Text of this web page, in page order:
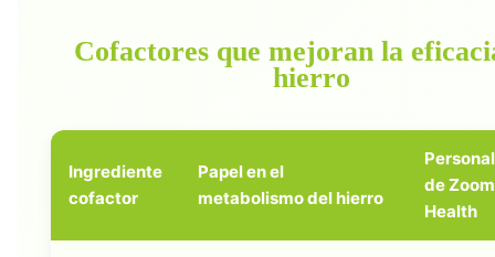
Cofactores que mejoran la
hierro
Ingrediente
cofactor
Papel en el
metabolismo del hierro
de
Health